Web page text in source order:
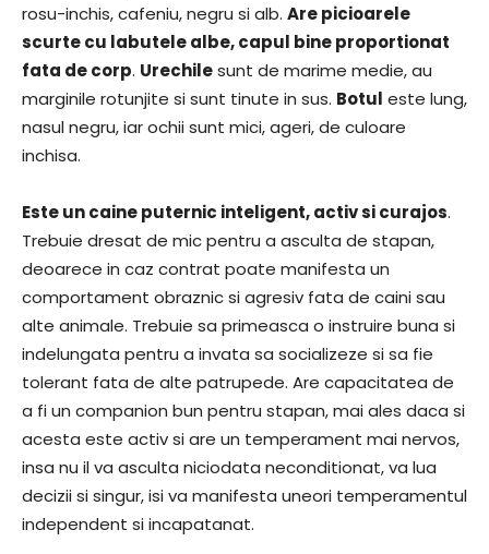
rosu-inchis, cafeniu, negru si alb. Are picioarele
scurte cu labutele albe, capul bine proportionat
fata de corp. Urechilesunt de marime medie, au
marginile rotunjite si sunt tinute in sus. Botul este lung,
nasul negru, iar ochii sunt mici, ageri, de culoare
inchisa.
Este un caine puternic inteligent, activ si curajos.
Trebuie dresat de mic pentru a asculta de stapan,
deoarece in caz contrat poate manifesta un
comportament obraznic si agresiv fata de caini sau
alte animale. Trebuie sa primeasca o instruire buna si
indelungata pentru a invata sa socializeze si sa fie
tolerant fata de alte patrupede. Are capacitatea de
a fi un companion bun pentru stapan, mai ales daca si
acesta este activ si are un temperament mai nervos,
insa nu il va asculta niciodata neconditionat, va lua
decizii si singur, isi va manifesta uneori temperamentul
independent si incapatanat.